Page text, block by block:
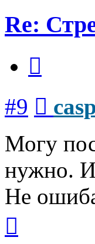
Re:
#9
Могу
нужно.
Не
началу